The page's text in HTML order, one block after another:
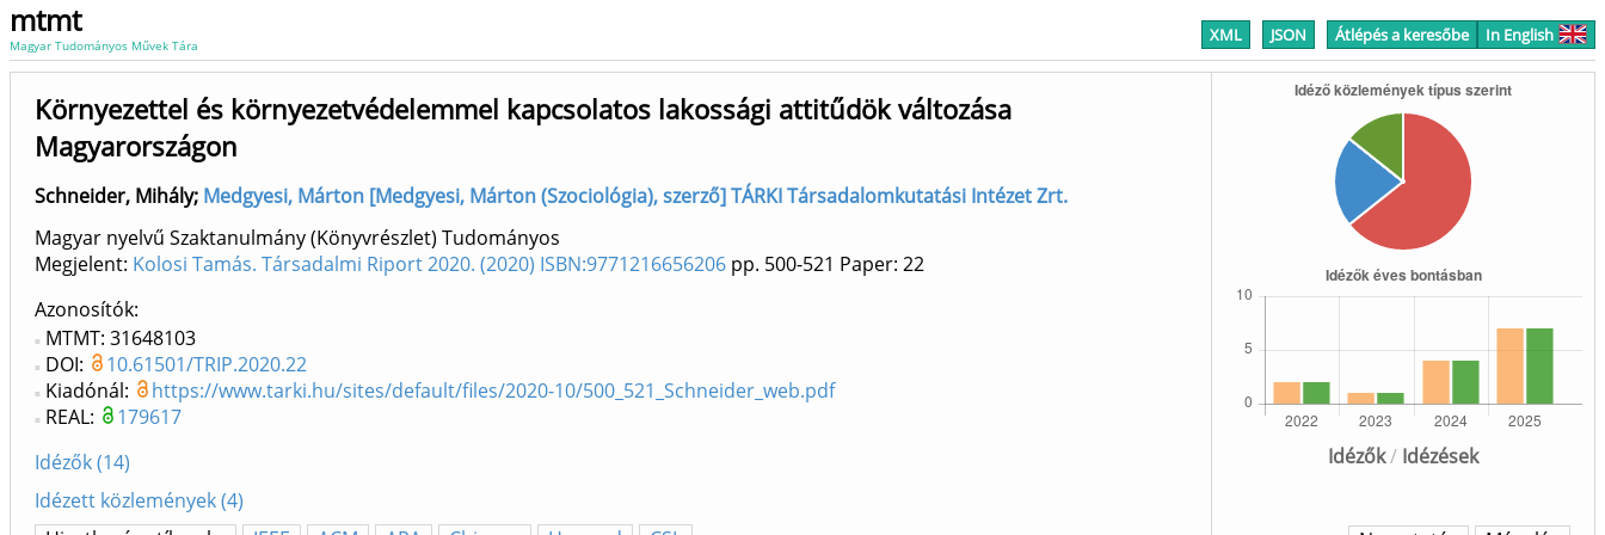
mtmt
Magyar Tudományos Művek Tára XML JSON Átlépés a keresőbe In English
Idézők/ Idézések
Környezettel és környezetvédelemmel kapcsolatos lakossági attitűdök változása
Magyarországon
Schneider, Mihály; Medgyesi, Márton [Medgyesi, Márton (Szociológia), szerző] TÁRKI Társadalomkutatási Intézet Zrt.
Magyar nyelvű Szaktanulmány (Könyvrészlet) Tudományos
Megjelent: Kolosi Tamás. Társadalmi Riport 2020. (2020) ISBN:9771216656206 pp. 500-521 Paper: 22
Azonosítók
MTMT: 31648103
DOI:
10.61501/TRIP.2020.22
Kiadónál:
https://www.tarki.hu/sites/default/files/2020-10/500_521_Schneider_web.pdf
REAL:
179617
Idézők (14)
Idézett közlemények (4)